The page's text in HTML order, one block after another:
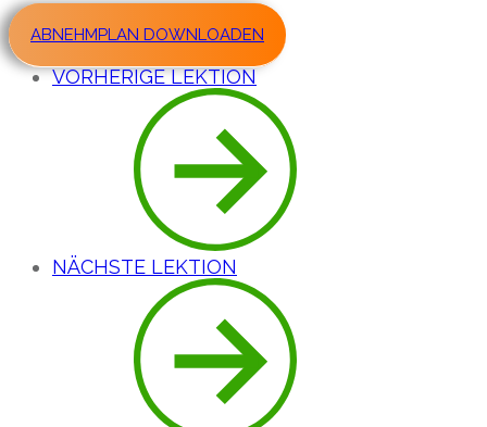
ABNEHMPLAN DOWNLOADEN
VORHERIGE LEKTION
NÄCHSTE LEKTION